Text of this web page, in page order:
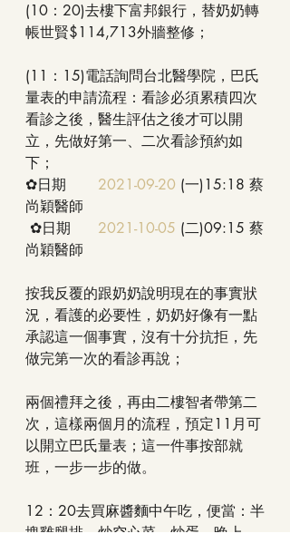
(10：20)去樓下富邦銀行，替奶奶轉
帳世賢$114,713外牆整修；
(11：15)電話詢問台北醫學院，巴氏
量表的申請流程：看診必須累積四次
看診之後，醫生評估之後才可以開
立，先做好第一、二次看診預約如
下；
2021-09-20 (一)15:18 蔡
2021-10-05 (二)09:15 蔡
尚穎醫師
按我反覆的跟奶奶說明現在的事實狀
況，看護的必要性，奶奶好像有一點
承認這一個事實，沒有十分抗拒，先
做完第一次的看診再說；
兩個禮拜之後，再由二樓智者帶第二
次，這樣兩個月的流程，預定11月可
以開立巴氏量表；這一件事按部就
班，一步一步的做。
12：20去買麻醬麵中午吃，便當：半
塊雞腿排、炒空心菜、炒蛋，晚上